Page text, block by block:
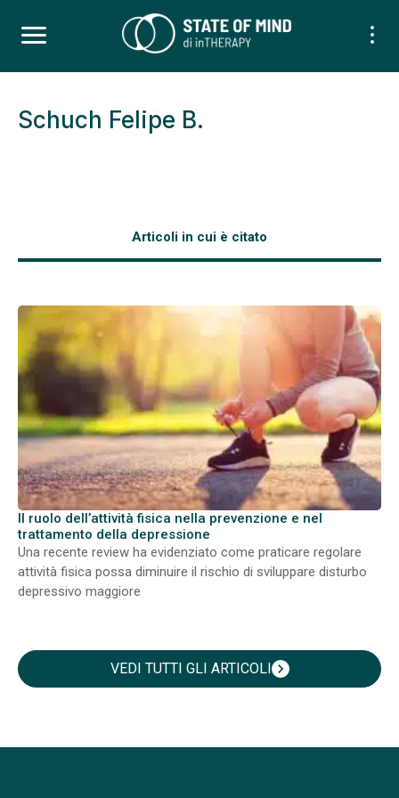
Schuch Felipe B.
Articoli in cui è citato
Il ruolo dell’attività fisica nella prevenzione e nel
trattamento della depressione
Una recente review ha evidenziato come praticare regolare
attività fisica possa diminuire il rischio di sviluppare disturbo
depressivo maggiore
VEDI TUTTI GLI ARTICOLIchevron_right